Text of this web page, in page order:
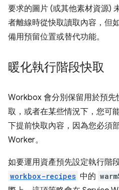
要求的圖片 (或其他素材資源)
者離線時從快取讀取內容，但
備用預留位置或替代功能。
暖化執行階段快取
Workbox 會分別保留用於預先
取，或者在某些情況下，您可
下提前快取內容，因為您必須
Worker。
如要運用資產預先設定執行階
workbox-recipes 中的